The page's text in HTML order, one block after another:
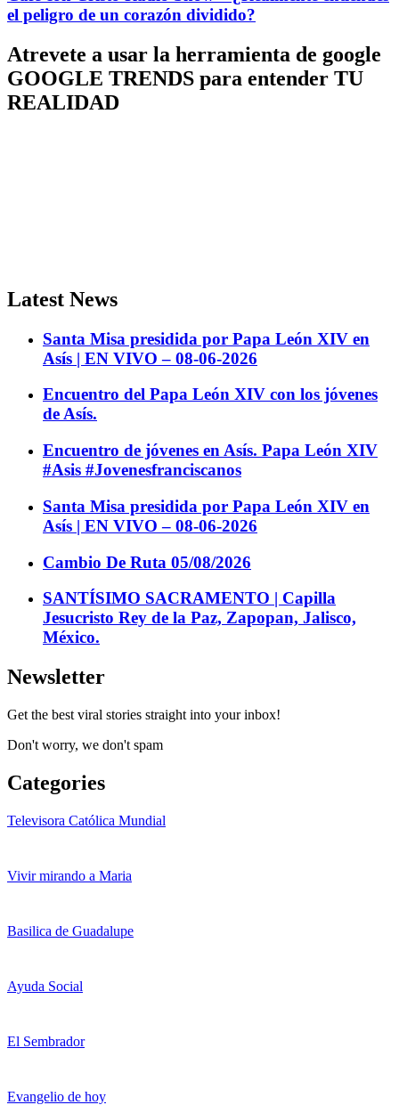
el peligro de un corazón dividido?
Atrevete a usar la herramienta de google
GOOGLE TRENDS para entender TU
REALIDAD
Latest News
Santa Misa presidida por Papa León XIV en
Asís | EN VIVO – 08-06-2026
Encuentro del Papa León XIV con los jóvenes
de Asís.
Encuentro de jóvenes en Asís. Papa León XIV
#Asis #Jovenesfranciscanos
Santa Misa presidida por Papa León XIV en
Asís | EN VIVO – 08-06-2026
Cambio De Ruta 05/08/2026
SANTÍSIMO SACRAMENTO | Capilla
Jesucristo Rey de la Paz, Zapopan, Jalisco,
México.
Newsletter
Get the best viral stories straight into your inbox!
Don't worry, we don't spam
Categories
Televisora Católica Mundial
Vivir mirando a Maria
Basilica de Guadalupe
Ayuda Social
El Sembrador
Evangelio de hoy